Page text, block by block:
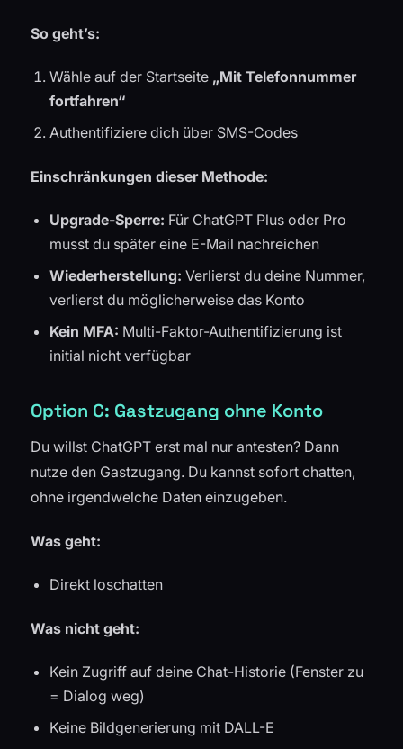
So geht’s:
Wähle auf der Startseite „Mit Telefonnummer
fortfahren“
Authentifiziere dich über SMS-Codes
Einschränkungen dieser Methode:
Upgrade-Sperre: Für ChatGPT Plus oder Pro
musst du später eine E-Mail nachreichen
Wiederherstellung: Verlierst du deine Nummer,
verlierst du möglicherweise das Konto
Kein MFA: Multi-Faktor-Authentifizierung ist
initial nicht verfügbar
Option C: Gastzugang ohne Konto
Du willst ChatGPT erst mal nur antesten? Dann
nutze den Gastzugang. Du kannst sofort chatten,
ohne irgendwelche Daten einzugeben.
Was geht:
Direkt loschatten
Was nicht geht:
Kein Zugriff auf deine Chat-Historie (Fenster zu
= Dialog weg)
Keine Bildgenerierung mit DALL-E